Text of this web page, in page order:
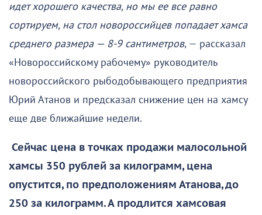
идет хорошего качества, но мы ее все равно
сортируем, на стол новороссийцев попадает хамса
среднего размера — 8-9 сантиметров, — рассказал
«Новороссийскому рабочему» руководитель
новороссийского рыбодобывающего предприятия
Юрий Атанов и предсказал снижение цен на хамсу
еще две ближайшие недели.
Сейчас цена в точках продажи малосольной
хамсы 350 рублей за килограмм, цена
опустится, по предположениям Атанова, до
250 за килограмм. А продлится хамсовая